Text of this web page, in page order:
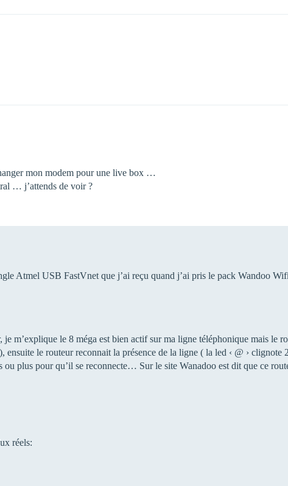
mon modem pour une live box …
… j’attends de voir ?
Atmel USB FastVnet que j’ai reçu quand j’ai pris le pack Wandoo
m’explique le 8 méga est bien actif sur ma ligne téléphonique mais le
le routeur reconnait la présence de la ligne ( la led ‹ @ › clignote
ou plus pour qu’il se reconnecte… Sur le site Wanadoo est dit que ce
réels: